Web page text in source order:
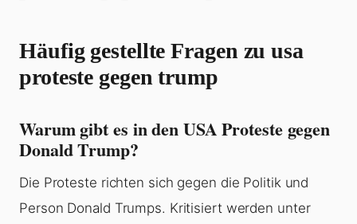
Häufig gestellte Fragen zu usa
proteste gegen trump
Warum gibt es in den USA Proteste gegen
Donald Trump?
Die Proteste richten sich gegen die Politik und
Person Donald Trumps. Kritisiert werden unter